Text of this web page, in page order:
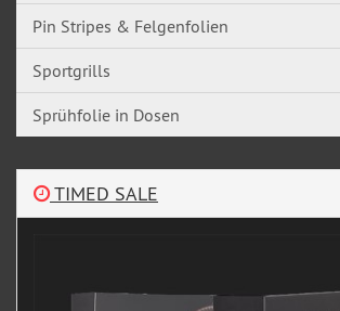
Pin Stripes & Felgenfolien
Sportgrills
Sprühfolie in Dosen
TIMED SALE